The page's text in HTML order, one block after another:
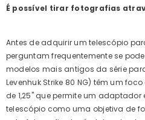
É possível tirar fotografias
Antes de adquirir um telescópio
perguntam frequentemente se
modelos mais antigos da série
Levenhuk Strike 80 NG) têm um
de 1,25" que permite um
telescópio como uma objetiva de